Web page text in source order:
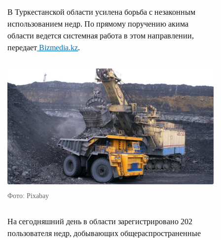
В Туркестанской области усилена борьба с незаконным
использованием недр. По прямому поручению акима
области ведется системная работа в этом направлении,
передает Bizmedia.kz.
Фото: Pixabay
На сегодняшний день в области зарегистрировано 202
пользователя недр, добывающих общераспространенные